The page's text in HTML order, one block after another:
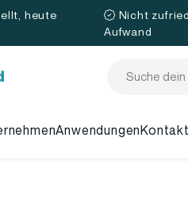
heute
Nicht
Aufwand
AnwendungenKontakt